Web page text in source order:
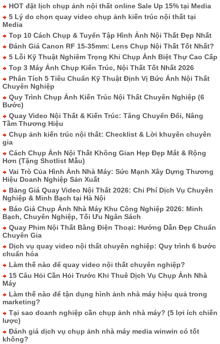
HOT đặt lịch chụp ảnh nội thất online Sale Up 15% tại Media
5 Lý do chọn quay video chụp ảnh kiến trúc nội thất tại
Media
Top 10 Cách Chụp & Tuyển Tập Hình Ảnh Nội Thất Đẹp Nhất
Đánh Giá Canon RF 15-35mm: Lens Chụp Nội Thất Tốt Nhất?
5 Lỗi Kỹ Thuật Nghiêm Trọng Khi Chụp Ảnh Biệt Thự Cao Cấp
Top 3 Máy Ảnh Chụp Kiến Trúc, Nội Thất Tốt Nhất 2026
Phân Tích 5 Tiêu Chuẩn Kỹ Thuật Định Vị Bức Ảnh Nội Thất
Chuyên Nghiệp
Quy Trình Chụp Ảnh Kiến Trúc Nội Thất Chuyên Nghiệp (6
Bước)
Quay Video Nội Thất & Kiến Trúc: Tăng Chuyển Đổi, Nâng
Tầm Thương Hiệu
Chụp ảnh kiến trúc nội thất: Checklist & Lời khuyên chuyên
gia
Cách Chụp Ảnh Nội Thất Không Gian Hẹp Đẹp Mắt & Rộng
Hơn (Tặng Shotlist Mẫu)
Vai Trò Của Hình Ảnh Nhà Máy: Sức Mạnh Xây Dựng Thương
Hiệu Doanh Nghiệp Sản Xuất
Bảng Giá Quay Video Nội Thất 2026: Chi Phí Dịch Vụ Chuyên
Nghiệp & Minh Bạch tại Hà Nội
Báo Giá Chụp Ảnh Nhà Máy Khu Công Nghiệp 2026: Minh
Bạch, Chuyên Nghiệp, Tối Ưu Ngân Sách
Quay Phim Nội Thất Bằng Điện Thoại: Hướng Dẫn Đẹp Chuẩn
Chuyên Gia
Dịch vụ quay video nội thất chuyên nghiệp: Quy trình 6 bước
chuẩn hóa
Làm thế nào để quay video nội thất chuyên nghiệp?
15 Câu Hỏi Cần Hỏi Trước Khi Thuê Dịch Vụ Chụp Ảnh Nhà
Máy
Làm thế nào để tận dụng hình ảnh nhà máy hiệu quả trong
marketing?
Tại sao doanh nghiệp cần chụp ảnh nhà máy? (5 lợi ích chiến
lược)
Đánh giá dịch vụ chụp ảnh nhà máy media winwin có tốt
không?